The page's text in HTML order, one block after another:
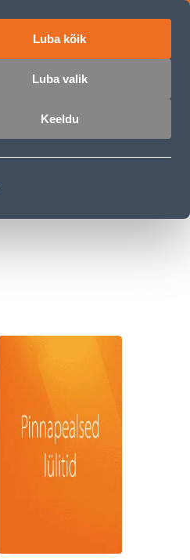
Luba kõik
Luba valik
Keeldu